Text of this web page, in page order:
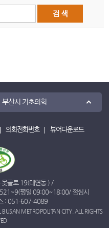
부산시 기초의회
의회전화번호 뷰어다운로드
골로 19(대연동 ) /
~9(평일 09:00~18:00/ 점심시
: 051-607-4089
METROPOLITAN CITY. ALL RIGHTS